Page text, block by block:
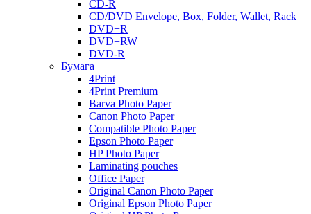
CD-R
CD/DVD Envelope, Box, Folder, Wallet, Rack
DVD+R
DVD+RW
DVD-R
Бумага
4Print
4Print Premium
Barva Photo Paper
Canon Photo Paper
Compatible Photo Paper
Epson Photo Paper
HP Photo Paper
Laminating pouches
Office Paper
Original Canon Photo Paper
Original Epson Photo Paper